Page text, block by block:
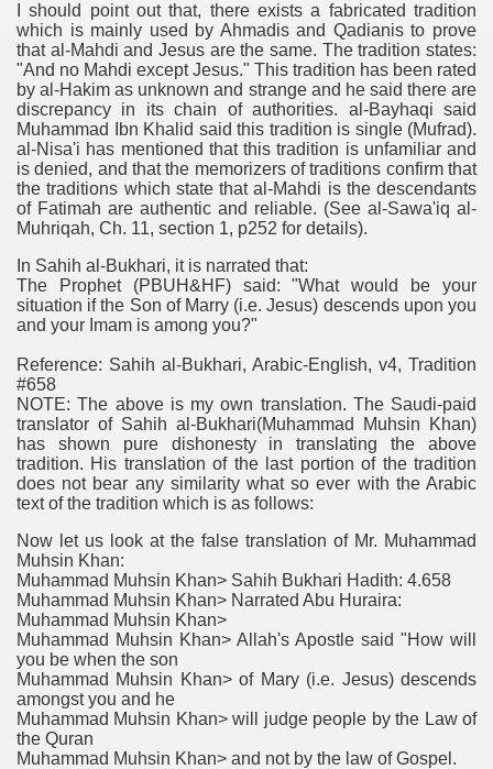
I should point out that, there exists a fabricated tradition
which is mainly used by Ahmadis and Qadianis to prove
that al-Mahdi and Jesus are the same. The tradition states:
"And no Mahdi except Jesus." This tradition has been rated
by al-Hakim as unknown and strange and he said there are
discrepancy in its chain of authorities. al-Bayhaqi said
Muhammad Ibn Khalid said this tradition is single (Mufrad).
al-Nisa'i has mentioned that this tradition is unfamiliar and
is denied, and that the memorizers of traditions confirm that
the traditions which state that al-Mahdi is the descendants
of Fatimah are authentic and reliable. (See al-Sawa'iq al-
Muhriqah, Ch. 11, section 1, p252 for details).
In Sahih al-Bukhari, it is narrated that:
The Prophet (PBUH&HF) said: "What would be your
situation if the Son of Marry (i.e. Jesus) descends upon you
and your Imam is among you?"
Reference: Sahih al-Bukhari, Arabic-English, v4, Tradition
#658
NOTE: The above is my own translation. The Saudi-paid
translator of Sahih al-Bukhari(Muhammad Muhsin Khan)
has shown pure dishonesty in translating the above
tradition. His translation of the last portion of the tradition
does not bear any similarity what so ever with the Arabic
text of the tradition which is as follows:
Now let us look at the false translation of Mr. Muhammad
Muhsin Khan:
Muhammad Muhsin Khan> Sahih Bukhari Hadith: 4.658
Muhammad Muhsin Khan> Narrated Abu Huraira:
Muhammad Muhsin Khan>
Muhammad Muhsin Khan> Allah's Apostle said "How will
you be when the son
Muhammad Muhsin Khan> of Mary (i.e. Jesus) descends
amongst you and he
Muhammad Muhsin Khan> will judge people by the Law of
the Quran
Muhammad Muhsin Khan> and not by the law of Gospel.